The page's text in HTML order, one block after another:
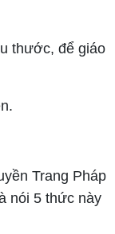
thước, để giáo
Trang Pháp
nói 5 thức này